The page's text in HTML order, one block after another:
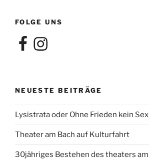
FOLGE UNS
FacebookInstagram
NEUESTE BEITRÄGE
Lysistrata oder Ohne Frieden kein
Theater am Bach auf Kulturfahrt
30jähriges Bestehen des theaters am